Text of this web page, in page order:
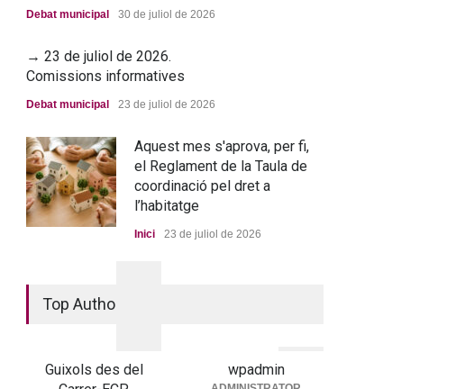
Debat municipal 30 de juliol de 2026
→ 23 de juliol de 2026.
Comissions informatives
Debat municipal 23 de juliol de 2026
Aquest mes s'aprova, per fi,
el Reglament de la Taula de
coordinació pel dret a
l’habitatge
Inici 23 de juliol de 2026
Top Authors
Guixols des del
wpadmin